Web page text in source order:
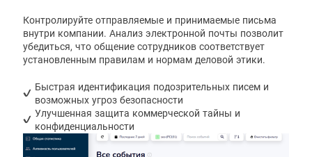
Контролируйте отправляемые и принимаемые письма
внутри компании. Анализ электронной почты позволит
убедиться, что общение сотрудников соответствует
установленным правилам и нормам деловой этики.
Быстрая идентификация подозрительных писем и
возможных угроз безопасности
Улучшенная защита коммерческой тайны и
конфиденциальности